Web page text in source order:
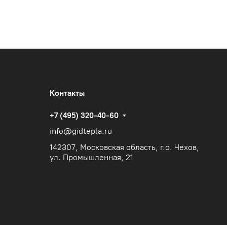
Контакты
+7 (495) 320-40-60
info@gidtepla.ru
142307, Московская область, г.о. Чехов,
ул. Промышленная, 21